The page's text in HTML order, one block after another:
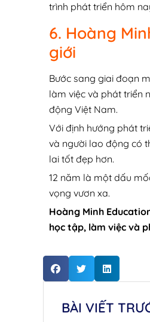
trình phát triển hôm
6. Hoàng
giới
Bước sang giai đoạn
làm việc và phát triển
động Việt Nam.
Với định hướng phát
và người lao động có
lai tốt đẹp hơn.
12 năm là một dấu
vọng vươn xa.
Hoàng Minh
học tập, làm việc và
BÀI VIẾT